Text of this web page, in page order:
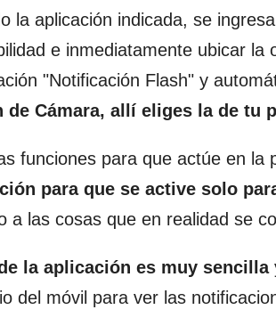
la aplicación indicada, se
e inmediatamente ubicar
"Notificación Flash" y
de Cámara, allí eliges la de tu
funciones para que actúe en
para que se active solo
a las cosas que en realidad se
la aplicación es muy sencilla
del móvil para ver las